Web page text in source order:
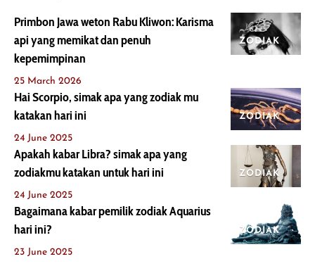
ZODIAK
Primbon Jawa weton Rabu Kliwon: Karisma
api yang memikat dan penuh
kepemimpinan
25 March 2026
ZODIAK
Hai Scorpio, simak apa yang zodiak mu
katakan hari ini
24 June 2025
ZODIAK
Apakah kabar Libra? simak apa yang
zodiakmu katakan untuk hari ini
24 June 2025
ZODIAK
Bagaimana kabar pemilik zodiak Aquarius
hari ini?
23 June 2025